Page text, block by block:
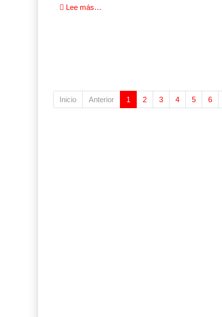
Lee más…
Inicio Anterior 1 2 3 4 5 6